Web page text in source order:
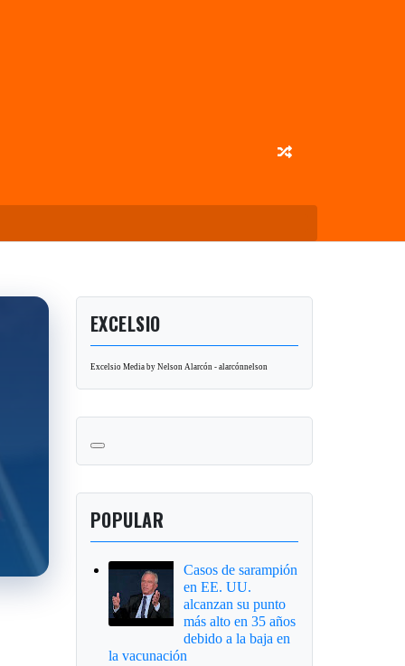
EXCELSIO
Excelsio Media by Nelson Alarcón - alarcónnelson
POPULAR
Casos de sarampión
en EE. UU.
alcanzan su punto
más alto en 35 años
debido a la baja en
la vacunación